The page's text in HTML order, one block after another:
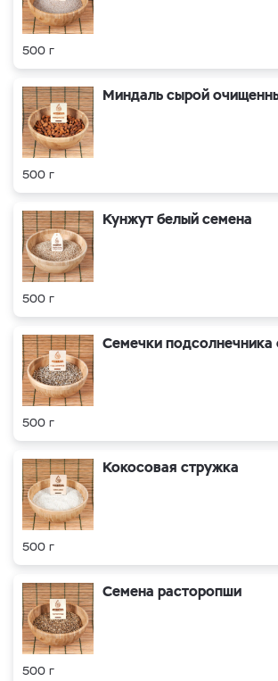
500 г
Миндаль сырой
500 г
Кунжут белый семена
500 г
Семечки
500 г
Кокосовая стружка
500 г
Семена расторопши
500 г